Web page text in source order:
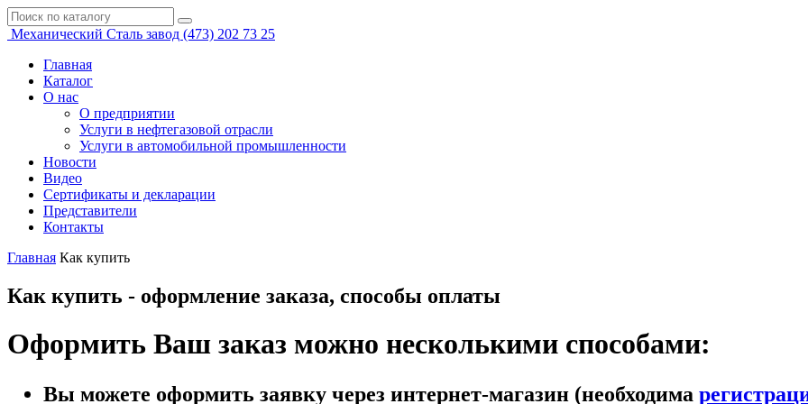
Механический Сталь завод (473) 202 73 25
Главная
Каталог
О нас
О предприятии
Услуги в нефтегазовой отрасли
Услуги в автомобильной промышленности
Новости
Видео
Сертификаты и декларации
Представители
Контакты
Главная Как купить
Как купить - оформление заказа, способы оплаты
Оформить Ваш заказ можно несколькими способами:
Вы можете оформить заявку через интернет-магазин (необходима